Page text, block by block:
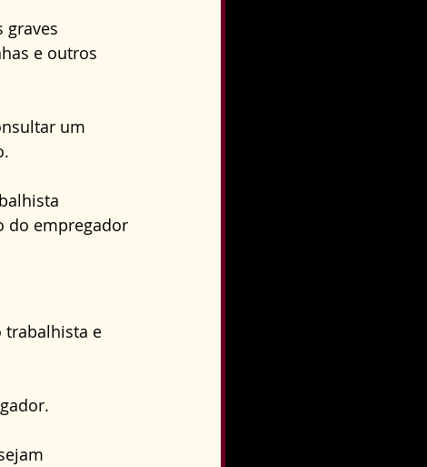
graves
e outros
um
do empregador
trabalhista e